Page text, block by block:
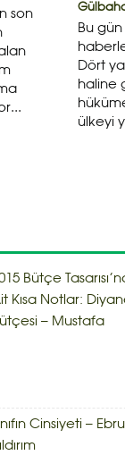
son
Bu gün
Dört
haline
ülkeyi
Bütçe
Kısa Notlar:
– Mustafa
Cinsiyeti – Ebru